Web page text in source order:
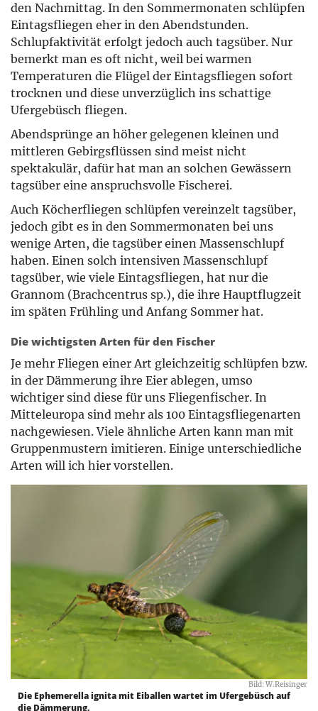
den Nachmittag. In den Sommermonaten schlüpfen
Eintagsfliegen eher in den Abendstunden.
Schlupfaktivität erfolgt jedoch auch tagsüber. Nur
bemerkt man es oft nicht, weil bei warmen
Temperaturen die Flügel der Eintagsfliegen sofort
trocknen und diese unverzüglich ins schattige
Ufergebüsch fliegen.
Abendsprünge an höher gelegenen kleinen und
mittleren Gebirgsflüssen sind meist nicht
spektakulär, dafür hat man an solchen Gewässern
tagsüber eine anspruchsvolle Fischerei.
Auch Köcherfliegen schlüpfen vereinzelt tagsüber,
jedoch gibt es in den Sommermonaten bei uns
wenige Arten, die tagsüber einen Massenschlupf
haben. Einen solch intensiven Massenschlupf
tagsüber, wie viele Eintagsfliegen, hat nur die
Grannom (Brachcentrus sp.), die ihre Hauptflugzeit
im späten Frühling und Anfang Sommer hat.
Die wichtigsten Arten für den Fischer
Je mehr Fliegen einer Art gleichzeitig schlüpfen bzw.
in der Dämmerung ihre Eier ablegen, umso
wichtiger sind diese für uns Fliegenfischer. In
Mitteleuropa sind mehr als 100 Eintagsfliegenarten
nachgewiesen. Viele ähnliche Arten kann man mit
Gruppenmustern imitieren. Einige unterschiedliche
Arten will ich hier vorstellen.
Bild: W.Reisinger
Die Ephemerella ignita mit Eiballen wartet im Ufergebüsch auf
die Dämmerung.